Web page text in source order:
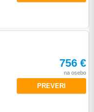
756 €
na osebo
PREVERI